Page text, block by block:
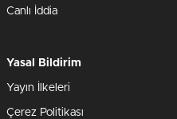
Canlı İddia
Yasal Bildirim
Yayın İlkeleri
Çerez Politikası